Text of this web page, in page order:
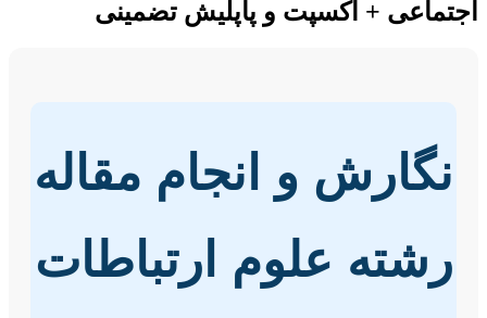
اجتماعی + اکسپت و پاپلیش تضمینی
نگارش و انجام مقاله
رشته علوم ارتباطات